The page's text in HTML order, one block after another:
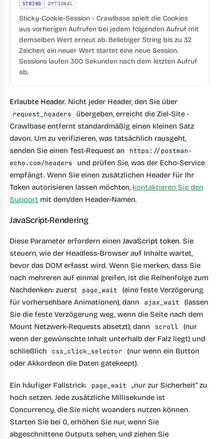
STRING OPTIONAL
Sticky-Cookie-Session - Crawlbase spielt die Cookies
aus vorherigen Aufrufen bei jedem folgenden Aufruf mit
demselben Wert erneut ab. Beliebiger String bis zu 32
Zeichen; ein neuer Wert startet eine neue Session.
Sessions laufen 300 Sekunden nach dem letzten Aufruf
ab.
Erlaubte Header. Nicht jeder Header, den Sie über
request_headers
übergeben, erreicht die Ziel-Site -
Crawlbase entfernt standardmäßig einen kleinen Satz
davon. Um zu verifizieren, was tatsächlich rausgeht,
senden Sie einen Test-Request an
https://postman-
echo.com/headers
und prüfen Sie, was der Echo-Service
empfängt. Wenn Sie einen zusätzlichen Header für Ihr
Token autorisieren lassen möchten, kontaktieren Sie den
Support mit dem/den Header-Namen.
JavaScript-Rendering
Diese Parameter erfordern einen JavaScript token. Sie
steuern, wie der Headless-Browser auf Inhalte wartet,
bevor das DOM erfasst wird. Wenn Sie merken, dass Sie
nach mehreren auf einmal greifen, ist die Reihenfolge zum
Nachdenken: zuerst
page_wait
(eine feste Verzögerung
für vorhersehbare Animationen), dann
ajax_wait
(lassen
Sie die feste Verzögerung weg, wenn die Seite nach dem
Mount Netzwerk-Requests absetzt), dann
scroll
(nur
wenn der gewünschte Inhalt unterhalb der Falz liegt) und
schließlich
css_click_selector
(nur wenn ein Button
oder Akkordeon die Daten gatekeept).
Ein häufiger Fallstrick: page_wait
„nur zur Sicherheit" zu
hoch setzen. Jede zusätzliche Millisekunde ist
Concurrency, die Sie nicht woanders nutzen können.
Starten Sie bei 0, erhöhen Sie nur, wenn Sie
abgeschnittene Outputs sehen, und ziehen Sie